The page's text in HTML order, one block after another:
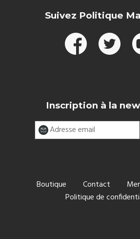
Suivez Politique
Inscription à la
Boutique Contact
Politique de